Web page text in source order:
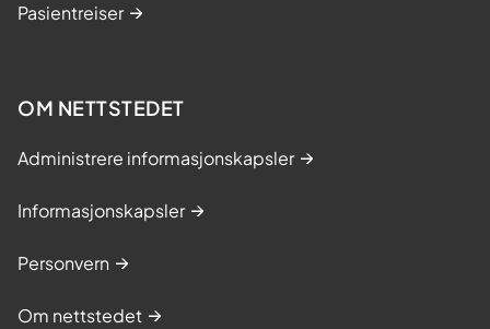
Pasientreiser
OM NETTSTEDET
Administrere informasjonskapsler
Informasjonskapsler
Personvern
Om nettstedet